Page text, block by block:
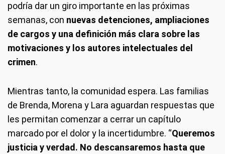
podría dar un giro importante en las próximas
semanas, con nuevas detenciones, ampliaciones
de cargos y una definición más clara sobre las
motivaciones y los autores intelectuales del
crimen.
Mientras tanto, la comunidad espera. Las familias
de Brenda, Morena y Lara aguardan respuestas que
les permitan comenzar a cerrar un capítulo
marcado por el dolor y la incertidumbre. “Queremos
justicia y verdad. No descansaremos hasta que